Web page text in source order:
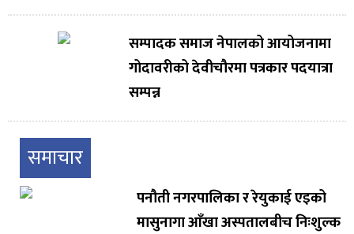
सम्पादक समाज नेपालको आयोजनामा
गोदावरीको देवीचौरमा पत्रकार पदयात्रा
सम्पन्न
समाचार
पनौती नगरपालिका र रेयुकाई एइको
मासुनागा आँखा अस्पतालबीच निःशुल्क